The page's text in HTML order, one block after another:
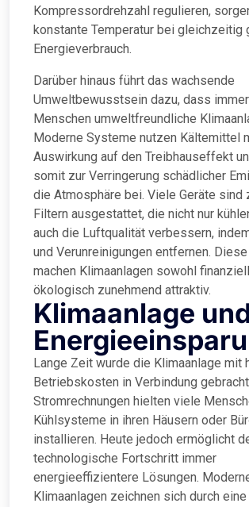
Kompressordrehzahl regulieren,
konstante Temperatur bei gleichzeitig
Energieverbrauch.
Darüber hinaus führt das wachsende
Umweltbewusstsein dazu, dass
Menschen umweltfreundliche
Moderne Systeme nutzen Kältemittel
Auswirkung auf den Treibhauseffekt
somit zur Verringerung schädlicher
die Atmosphäre bei. Viele Geräte sind
Filtern ausgestattet, die nicht nur
auch die Luftqualität verbessern,
und Verunreinigungen entfernen.
machen Klimaanlagen sowohl
ökologisch zunehmend attraktiv.
Klimaanlage
Lange Zeit wurde die Klimaanlage mit
Betriebskosten in Verbindung
Stromrechnungen hielten viele
Kühlsysteme in ihren Häusern oder
installieren. Heute jedoch ermöglicht
technologische Fortschritt immer
energieeffizientere Lösungen.
Klimaanlagen zeichnen sich durch eine